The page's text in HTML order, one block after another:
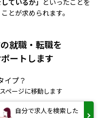
ているか」 といったことを
とが求められます。
就職・転職を
ートします
イプ？
ページに移動します
自分で求人を検索した